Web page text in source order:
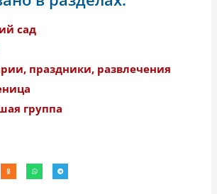
сад
праздники, развлечения
группа